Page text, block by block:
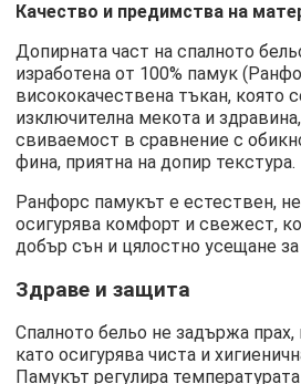
Качество и предимства на
Допирната част на спалното
изработена от 100% памук
висококачествена тъкан, която
изключителна мекота и
свиваемост в сравнение с
фина, приятна на допир текстура.
Ранфорс памукът е естествен,
осигурява комфорт и свежест,
добър сън и цялостно усещане за
Здраве и защита
Спалното бельо не задържа прах,
като осигурява чиста и
Памукът регулира